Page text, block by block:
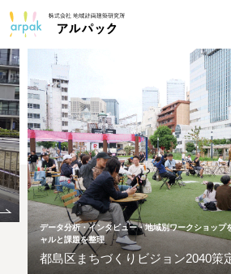
データ分析・インタビュー・地域別ワークショップ
ャルと課題を整理
都島区まちづくりビジョン2040策